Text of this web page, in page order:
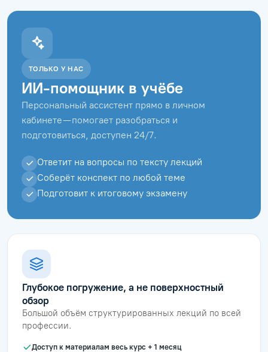
ТОЛЬКО У НАС
ИИ-помощник в учёбе
Персональный ассистент прямо в личном
кабинете — помогает разобраться и
подготовиться, доступен 24/7.
Ответит на вопросы по тексту лекций
Соберёт конспект по любой теме
Подготовит к итоговому экзамену
Глубокое погружение, а не поверхностный
обзор
Большой объём структурированных лекций по всей
профессии.
Доступ к материалам весь курс + 1 месяц